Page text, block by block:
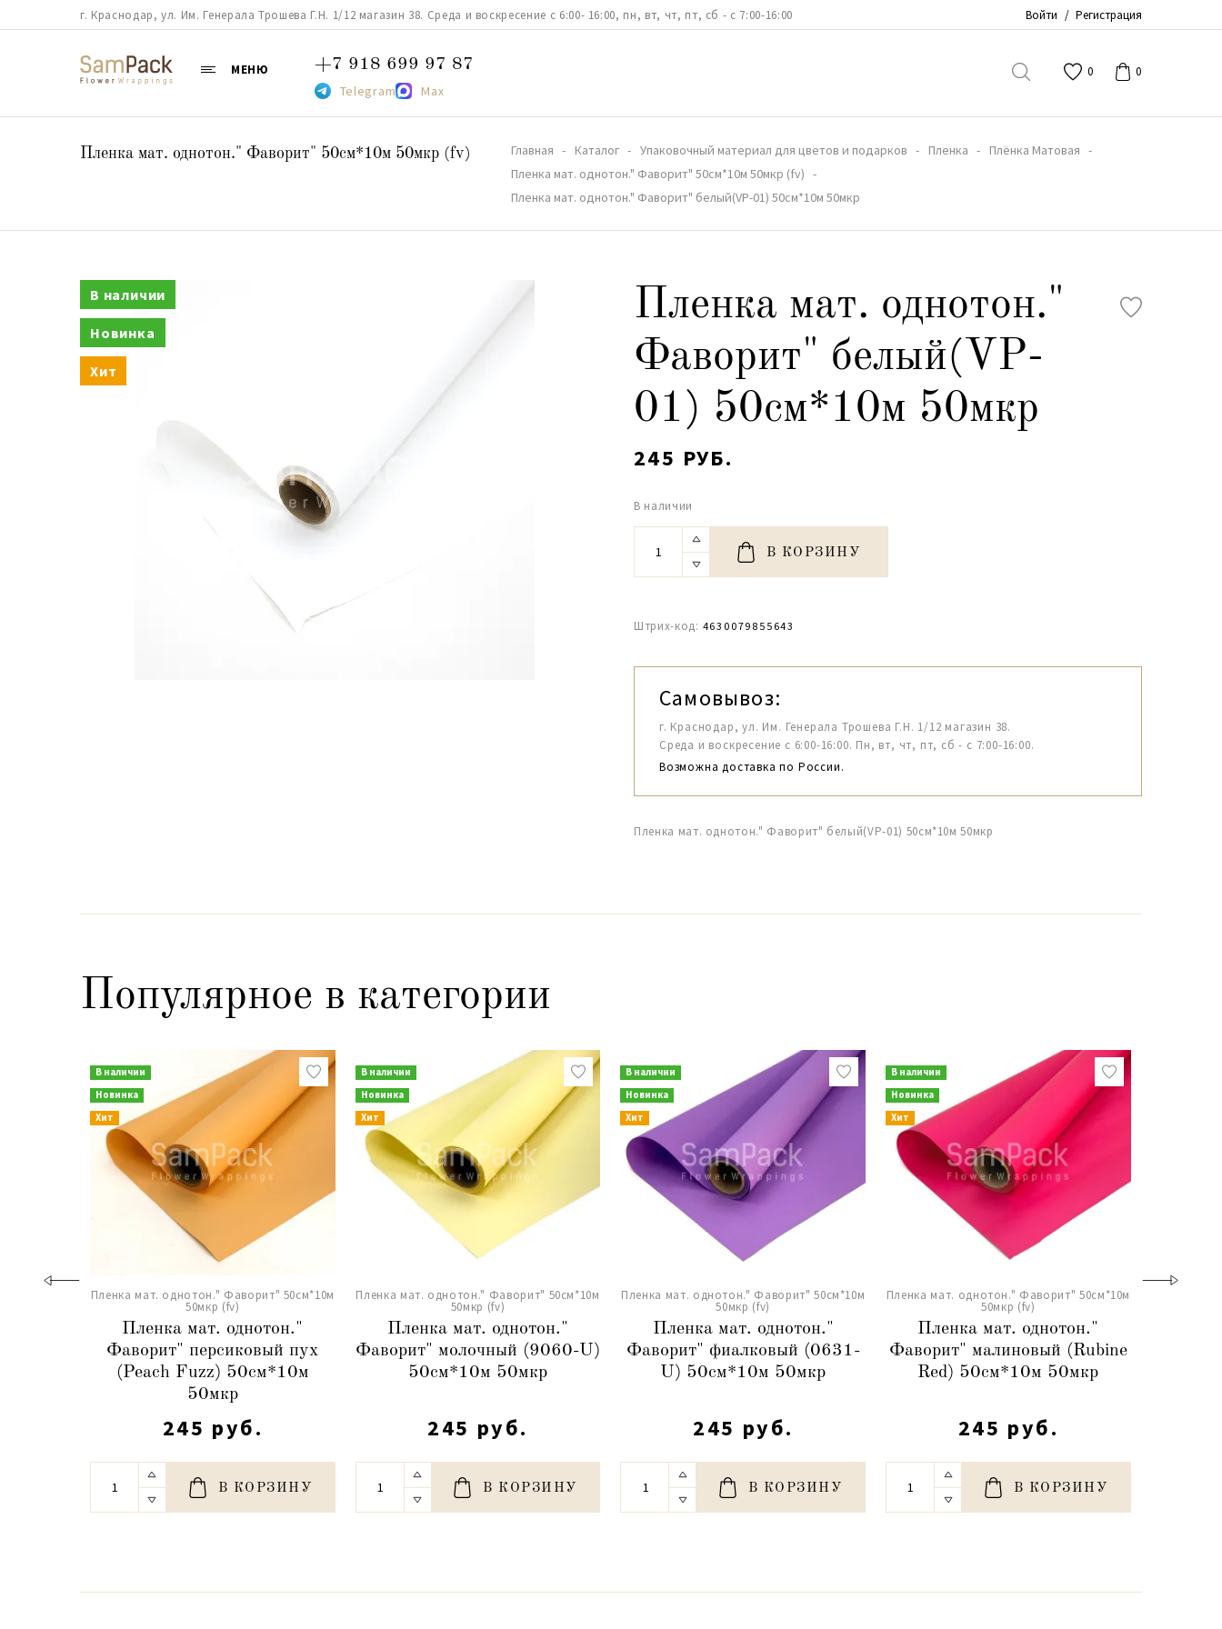
г. Краснодар, ул. Им. Генерала Трошева Г.Н. 1/12 магазин 38. Среда и воскресение с 6:00- 16:00, пн, вт, чт, пт, сб - с 7:00-16:00 Войти / Регистрация
МЕНЮ +7 918 699 97 87
Telegram Max
0 0
Пленка мат. однотон." Фаворит" 50см*10м 50мкр (fv) Главная Каталог Упаковочный материал для цветов и подарков Пленка
Плёнка Матовая
Пленка мат. однотон." Фаворит" 50см*10м 50мкр (fv)
Пленка мат. однотон." Фаворит" белый(VP-01) 50см*10м 50мкр
В наличии
Новинка
Хит
Пленка мат. однотон."
Фаворит" белый(VP-
01) 50см*10м 50мкр
245 РУБ.
В наличии
В КОРЗИНУ
Штрих-код: 4630079855643
Самовывоз:
г. Краснодар, ул. Им. Генерала Трошева Г.Н. 1/12 магазин 38.
Среда и воскресение с 6:00-16:00. Пн, вт, чт, пт, сб - с 7:00-16:00.
Возможна доставка по России.
Пленка мат. однотон." Фаворит" белый(VP-01) 50см*10м 50мкр
Популярное в категории
В наличии
Новинка
Хит
Пленка мат. однотон." Фаворит" 50см*10м
50мкр (fv)
Пленка мат. однотон."
Фаворит" персиковый пух
(Peach Fuzz) 50см*10м
50мкр
245 руб.
В КОРЗИНУ
В наличии
Новинка
Хит
Пленка мат. однотон." Фаворит" 50см*10м
50мкр (fv)
Пленка мат. однотон."
Фаворит" молочный (9060-U)
50см*10м 50мкр
245 руб.
В КОРЗИНУ
В наличии
Новинка
Хит
Пленка мат. однотон." Фаворит" 50см*10м
50мкр (fv)
Пленка мат. однотон."
Фаворит" фиалковый (0631-
U) 50см*10м 50мкр
245 руб.
В КОРЗИНУ
В наличии
Новинка
Хит
Пленка мат. однотон." Фаворит" 50см*10м
50мкр (fv)
Пленка мат. однотон."
Фаворит" малиновый (Rubine
Red) 50см*10м 50мкр
245 руб.
В КОРЗИНУ